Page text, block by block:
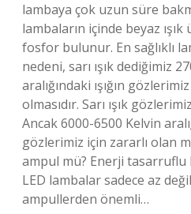
lambaya çok uzun süre
lambaların içinde beyaz
fosfor bulunur. En sağlıklı
nedeni, sarı ışık dediğimiz
aralığındaki ışığın
olmasıdır. Sarı ışık
Ancak 6000-6500 Kelvin
gözlerimiz için zararlı olan
ampul mü? Enerji tasarruflu
LED lambalar sadece az
ampullerden önemli…